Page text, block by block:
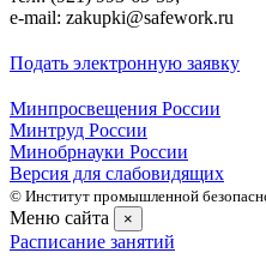
e-mail: zakupki@safework.ru
Подать электронную заявку
Минпросвещения России
Минтруд России
Минобрнауки России
Версия для слабовидящих
© Институт промышленной
Меню сайта ×
Расписание занятий